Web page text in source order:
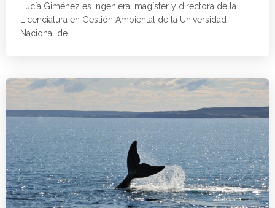
Lucía Giménez es ingeniera, magíster y directora de la
Licenciatura en Gestión Ambiental de la Universidad
Nacional de